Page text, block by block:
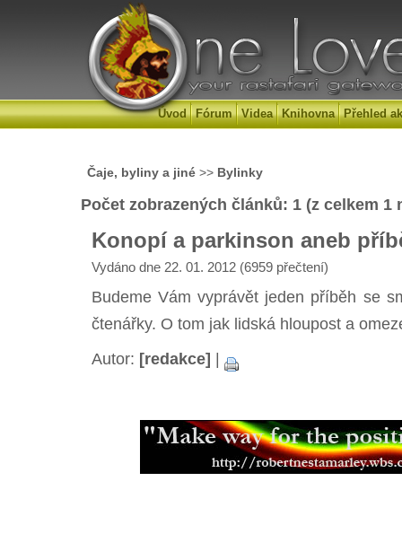
Úvod Fórum Videa Knihovna Přehled
Čaje, byliny a jiné >> Bylinky
Počet zobrazených článků: 1 (z celkem 1
Konopí a parkinson aneb
Vydáno dne 22. 01. 2012 (6959 přečtení)
Budeme Vám vyprávět jeden příběh se
čtenářky. O tom jak lidská hloupost a
Autor: [redakce] |